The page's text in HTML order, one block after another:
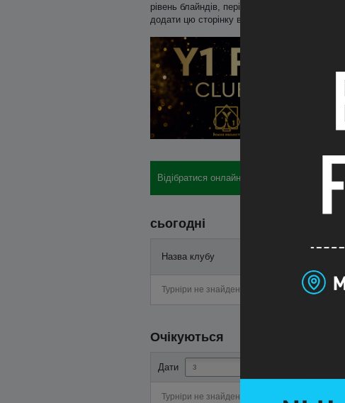
рівень блайндів, період пізньої
додати цю сторінку в закладки.
Відібратися онлайн: бай-іни, готелі,
сьогодні
Назва клубу
Турніри не знайдені
Очікуються
Дати
Турніри не знайдені